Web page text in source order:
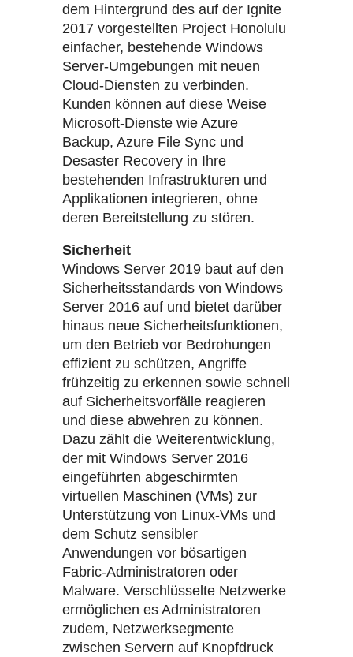
dem Hintergrund des auf der Ignite
2017 vorgestellten Project Honolulu
einfacher, bestehende Windows
Server-Umgebungen mit neuen
Cloud-Diensten zu verbinden.
Kunden können auf diese Weise
Microsoft-Dienste wie Azure
Backup, Azure File Sync und
Desaster Recovery in Ihre
bestehenden Infrastrukturen und
Applikationen integrieren, ohne
deren Bereitstellung zu stören.
Sicherheit
Windows Server 2019 baut auf den
Sicherheitsstandards von Windows
Server 2016 auf und bietet darüber
hinaus neue Sicherheitsfunktionen,
um den Betrieb vor Bedrohungen
effizient zu schützen, Angriffe
frühzeitig zu erkennen sowie schnell
auf Sicherheitsvorfälle reagieren
und diese abwehren zu können.
Dazu zählt die Weiterentwicklung,
der mit Windows Server 2016
eingeführten abgeschirmten
virtuellen Maschinen (VMs) zur
Unterstützung von Linux-VMs und
dem Schutz sensibler
Anwendungen vor bösartigen
Fabric-Administratoren oder
Malware. Verschlüsselte Netzwerke
ermöglichen es Administratoren
zudem, Netzwerksegmente
zwischen Servern auf Knopfdruck